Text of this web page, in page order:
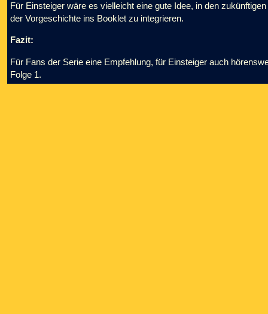
Für Einsteiger wäre es vielleicht eine gute Idee, in den
der Vorgeschichte ins Booklet zu integrieren.
Fazit:
Für Fans der Serie eine Empfehlung, für Einsteiger auch
Folge 1.